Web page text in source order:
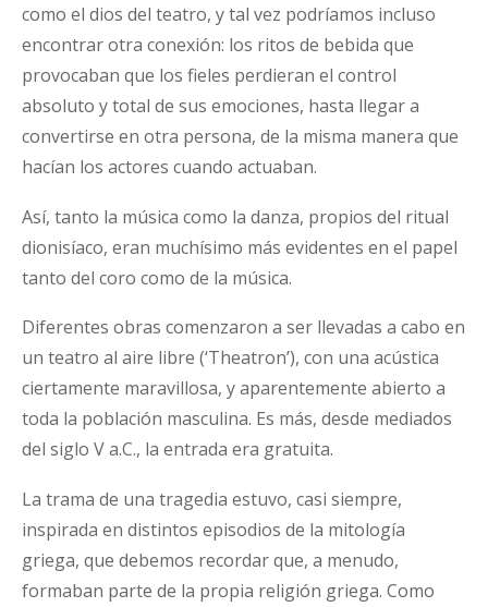
como el dios del teatro, y tal vez podríamos incluso
encontrar otra conexión: los ritos de bebida que
provocaban que los fieles perdieran el control
absoluto y total de sus emociones, hasta llegar a
convertirse en otra persona, de la misma manera que
hacían los actores cuando actuaban.
Así, tanto la música como la danza, propios del ritual
dionisíaco, eran muchísimo más evidentes en el papel
tanto del coro como de la música.
Diferentes obras comenzaron a ser llevadas a cabo en
un teatro al aire libre (‘Theatron’), con una acústica
ciertamente maravillosa, y aparentemente abierto a
toda la población masculina. Es más, desde mediados
del siglo V a.C., la entrada era gratuita.
La trama de una tragedia estuvo, casi siempre,
inspirada en distintos episodios de la mitología
griega, que debemos recordar que, a menudo,
formaban parte de la propia religión griega. Como